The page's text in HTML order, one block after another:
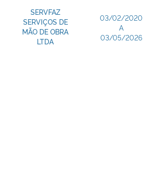
SERVFAZ
SERVIÇOS DE
MÃO DE OBRA
LTDA
03/02/2020
A
03/05/2026